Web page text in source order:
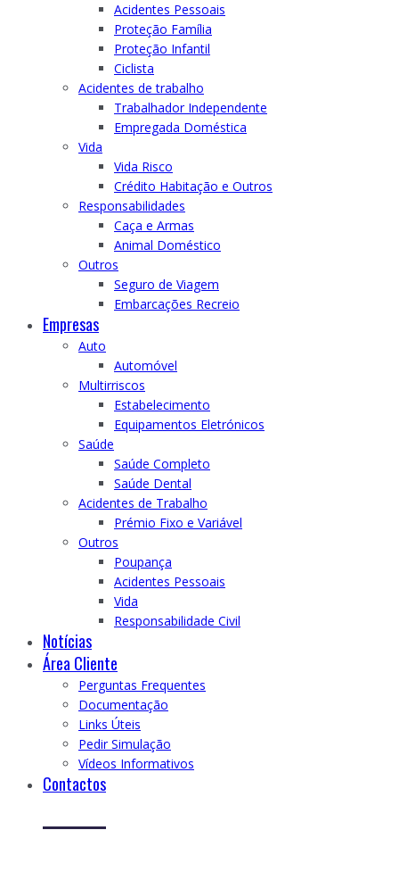
Acidentes Pessoais
Proteção Família
Proteção Infantil
Ciclista
Acidentes de trabalho
Trabalhador Independente
Empregada Doméstica
Vida
Vida Risco
Crédito Habitação e Outros
Responsabilidades
Caça e Armas
Animal Doméstico
Outros
Seguro de Viagem
Embarcações Recreio
Empresas
Auto
Automóvel
Multirriscos
Estabelecimento
Equipamentos Eletrónicos
Saúde
Saúde Completo
Saúde Dental
Acidentes de Trabalho
Prémio Fixo e Variável
Outros
Poupança
Acidentes Pessoais
Vida
Responsabilidade Civil
Notícias
Área Cliente
Perguntas Frequentes
Documentação
Links Úteis
Pedir Simulação
Vídeos Informativos
Contactos